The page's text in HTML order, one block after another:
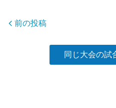
o
前の投稿
同じ大会の試